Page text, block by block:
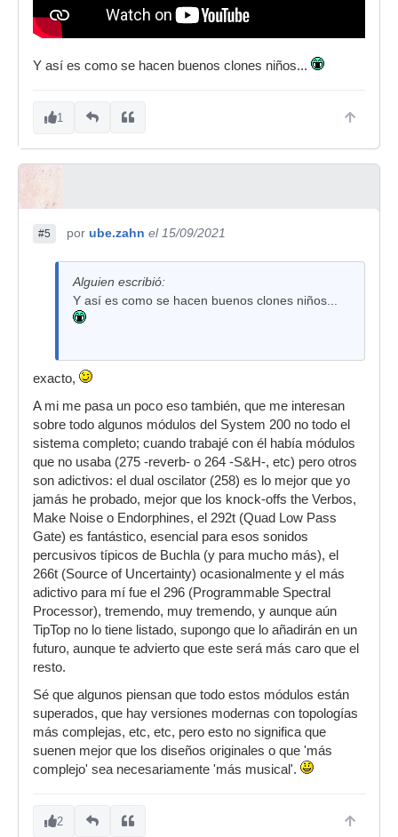
Y así es como se hacen buenos clones niños...
1
#5 por ube.zahn el 15/09/2021
Alguien escribió:
Y así es como se hacen buenos clones niños...
exacto,
A mi me pasa un poco eso también, que me interesan
sobre todo algunos módulos del System 200 no todo el
sistema completo; cuando trabajé con él había módulos
que no usaba (275 -reverb- o 264 -S&H-, etc) pero otros
son adictivos: el dual oscilator (258) es lo mejor que yo
jamás he probado, mejor que los knock-offs the Verbos,
Make Noise o Endorphines, el 292t (Quad Low Pass
Gate) es fantástico, esencial para esos sonidos
percusivos típicos de Buchla (y para mucho más), el
266t (Source of Uncertainty) ocasionalmente y el más
adictivo para mí fue el 296 (Programmable Spectral
Processor), tremendo, muy tremendo, y aunque aún
TipTop no lo tiene listado, supongo que lo añadirán en un
futuro, aunque te advierto que este será más caro que el
resto.
Sé que algunos piensan que todo estos módulos están
superados, que hay versiones modernas con topologías
más complejas, etc, etc, pero esto no significa que
suenen mejor que los diseños originales o que 'más
complejo' sea necesariamente 'más musical'.
2